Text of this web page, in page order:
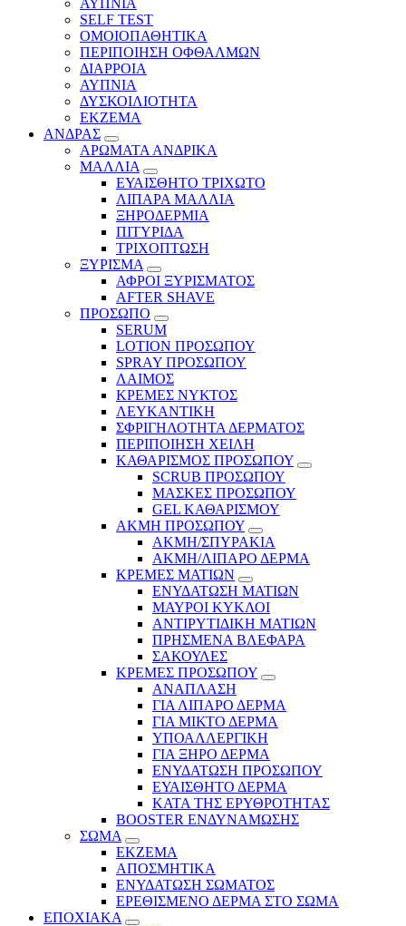
SELF TEST
ΟΜΟΙΟΠΑΘΗΤΙΚΑ
ΠΕΡΙΠΟΙΗΣΗ ΟΦΘΑΛΜΩΝ
ΔΙΑΡΡΟΙΑ
ΑΥΠΝΙΑ
ΔΥΣΚΟΙΛΙΟΤΗΤΑ
ΕΚΖΕΜΑ
ΑΝΔΡΑΣ
ΑΡΩΜΑΤΑ ΑΝΔΡΙΚΑ
ΜΑΛΛΙΑ
ΕΥΑΙΣΘΗΤΟ ΤΡΙΧΩΤΟ
ΛΙΠΑΡΑ ΜΑΛΛΙΑ
ΞΗΡΟΔΕΡΜΙΑ
ΠΙΤΥΡΙΔΑ
ΤΡΙΧΟΠΤΩΣΗ
ΞΥΡΙΣΜΑ
ΑΦΡΟΙ ΞΥΡΙΣΜΑΤΟΣ
AFTER SHAVE
ΠΡΟΣΩΠΟ
SERUM
LOTION ΠΡΟΣΩΠΟΥ
SPRAY ΠΡΟΣΩΠΟΥ
ΛΑΙΜΟΣ
ΚΡΕΜΕΣ ΝΥΚΤΟΣ
ΛΕΥΚΑΝΤΙΚΗ
ΣΦΡΙΓΗΛΟΤΗΤΑ ΔΕΡΜΑΤΟΣ
ΠΕΡΙΠΟΙΗΣΗ ΧΕΙΛΗ
ΚΑΘΑΡΙΣΜΟΣ ΠΡΟΣΩΠΟΥ
SCRUB ΠΡΟΣΩΠΟΥ
ΜΑΣΚΕΣ ΠΡΟΣΩΠΟΥ
GEL ΚΑΘΑΡΙΣΜΟΥ
ΑΚΜΗ ΠΡΟΣΩΠΟΥ
ΑΚΜΗ/ΣΠΥΡΑΚΙΑ
ΑΚΜΗ/ΛΙΠΑΡΟ ΔΕΡΜΑ
ΚΡΕΜΕΣ ΜΑΤΙΩΝ
ΕΝΥΔΑΤΩΣΗ ΜΑΤΙΩΝ
ΜΑΥΡΟΙ ΚΥΚΛΟΙ
ΑΝΤΙΡΥΤΙΔΙΚΗ ΜΑΤΙΩΝ
ΠΡΗΣΜΕΝΑ ΒΛΕΦΑΡΑ
ΣΑΚΟΥΛΕΣ
ΚΡΕΜΕΣ ΠΡΟΣΩΠΟΥ
ΑΝΑΠΛΑΣΗ
ΓΙΑ ΛΙΠΑΡΟ ΔΕΡΜΑ
ΓΙΑ ΜΙΚΤΟ ΔΕΡΜΑ
ΥΠΟΑΛΛΕΡΓΙΚΗ
ΓΙΑ ΞΗΡΟ ΔΕΡΜΑ
ΕΝΥΔΑΤΩΣΗ ΠΡΟΣΩΠΟΥ
ΕΥΑΙΣΘΗΤΟ ΔΕΡΜΑ
ΚΑΤΑ ΤΗΣ ΕΡΥΘΡΟΤΗΤΑΣ
BOOSTER ΕΝΔΥΝΑΜΩΣΗΣ
ΣΩΜΑ
ΕΚΖΕΜΑ
ΑΠΟΣΜΗΤΙΚΑ
ΕΝΥΔΑΤΩΣΗ ΣΩΜΑΤΟΣ
ΕΡΕΘΙΣΜΕΝΟ ΔΕΡΜΑ ΣΤΟ ΣΩΜΑ
ΕΠΟΧΙΑΚΑ